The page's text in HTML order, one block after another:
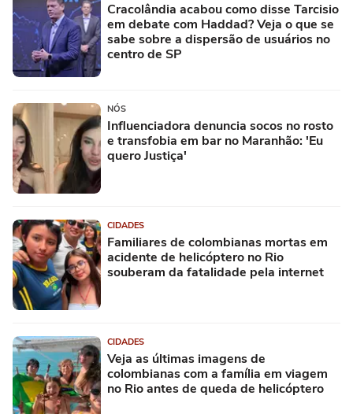
Cracolândia acabou como disse Tarcisio
em debate com Haddad? Veja o que se
sabe sobre a dispersão de usuários no
centro de SP
NÓS
Influenciadora denuncia socos no rosto
e transfobia em bar no Maranhão: 'Eu
quero Justiça'
CIDADES
Familiares de colombianas mortas em
acidente de helicóptero no Rio
souberam da fatalidade pela internet
CIDADES
Veja as últimas imagens de
colombianas com a família em viagem
no Rio antes de queda de helicóptero